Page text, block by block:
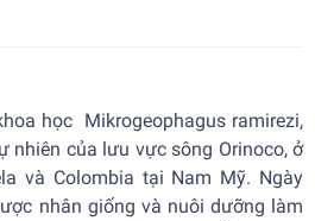
học Mikrogeophagus ramirezi,
nhiên của lưu vực sông Orinoco, ở
và Colombia tại Nam Mỹ. Ngày
nhân giống và nuôi dưỡng làm